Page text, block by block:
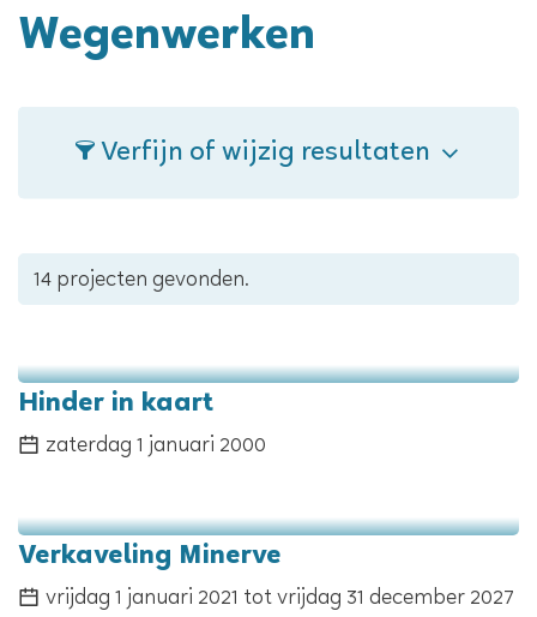
Wegenwerken
14 projecten gevonden.
Hinder in kaart
zaterdag 1 januari 2000
Verkaveling Minerve
vrijdag 1 januari 2021 totvrijdag 31 december 2027
Verfijn of wijzig resultaten